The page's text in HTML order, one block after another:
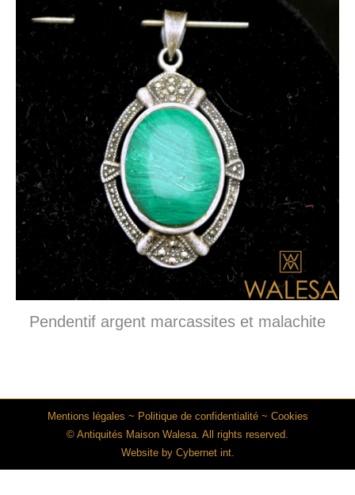
Pendentif argent marcassites et malachite
Mentions légales ~ Politique de confidentialité~ Cookies
© Antiquités Maison Walesa. All rights reserved.
Website by Cybernet int.